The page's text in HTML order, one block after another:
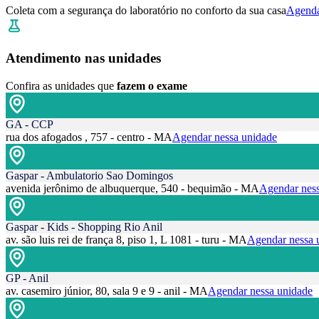
Coleta com a segurança do laboratório no conforto da sua casa
Atendimento nas unidades
Confira as unidades que fazem o exame
GA - CCP
rua dos afogados , 757 - centro - MAAgendar nessa unidade
Gaspar - Ambulatorio Sao Domingos
avenida jerônimo de albuquerque, 540 - bequimão - MAAgendar
Gaspar - Kids - Shopping Rio Anil
av. são luis rei de frança 8, piso 1, L 1081 - turu - MAAgendar nessa
GP - Anil
av. casemiro júnior, 80, sala 9 e 9 - anil - MAAgendar nessa unidade